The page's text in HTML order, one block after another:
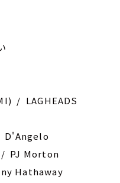
/ LAGHEADS
D'Angelo
/ PJ Morton
Hathaway